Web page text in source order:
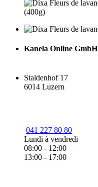
Kanela Online GmbH
Staldenhof 17
6014 Luzern
041 227 80 80
Lundi à vendredi
08:00 - 12:00
13:00 - 17:00